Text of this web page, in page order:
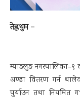
तेह्रथुम –
म्याङलुङ नगरपालिका–९
अण्डा वितरण गर्न
पुर्याउन तथा नियमित